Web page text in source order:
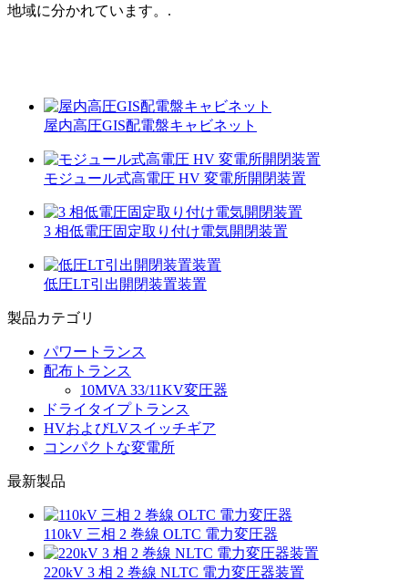
地域に分かれています。.
屋内高圧GIS配電盤キャビネット
モジュール式高電圧 HV 変電所開閉装置
3 相低電圧固定取り付け電気開閉装置
低圧LT引出開閉装置装置
製品カテゴリ
パワートランス
配布トランス
10MVA 33/11KV変圧器
ドライタイプトランス
HVおよびLVスイッチギア
コンパクトな変電所
最新製品
110kV 三相 2 巻線 OLTC 電力変圧器
220kV 3 相 2 巻線 NLTC 電力変圧器装置